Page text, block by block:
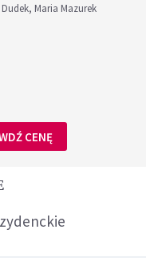
Maria Mazurek
CENĘ